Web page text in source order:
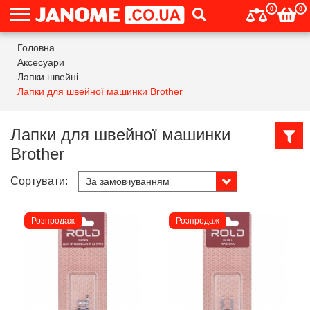
0 0
Головна
Аксесуари
Лапки швейні
Лапки для швейної машинки Brother
Лапки для швейної машинки
Brother
Сортувати:
Розпродаж Розпродаж